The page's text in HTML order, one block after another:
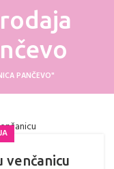
PANČEVO"
venčanicu